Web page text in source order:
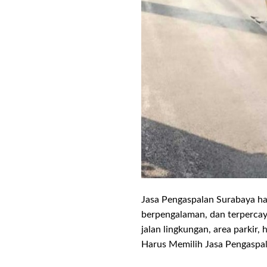
Jasa Pengaspalan Surabaya
berpengalaman, dan
jalan lingkungan, area parkir,
Harus Memilih Jasa